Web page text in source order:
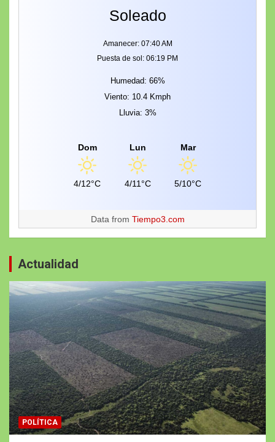
Soleado
Amanecer: 07:40 AM
Puesta de sol: 06:19 PM
Humedad: 66%
Viento: 10.4 Kmph
Lluvia: 3%
Dom
4/12°C
Lun
4/11°C
Mar
5/10°C
Data from Tiempo3.com
Actualidad
POLÍTICA